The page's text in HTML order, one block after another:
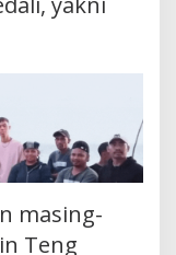
masing-
Teng